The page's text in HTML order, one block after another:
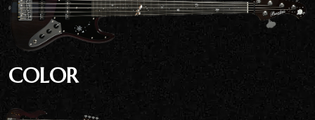
COLOR